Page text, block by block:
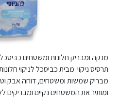
מנקה ומבריק חלונות ומשטחים
תרסיס ניקוי מבית כביסכל לניקוי
מבריק שמשות ומשטחים, דוחה אבק
ומותיר את המשטחים נקיים ומבריקים